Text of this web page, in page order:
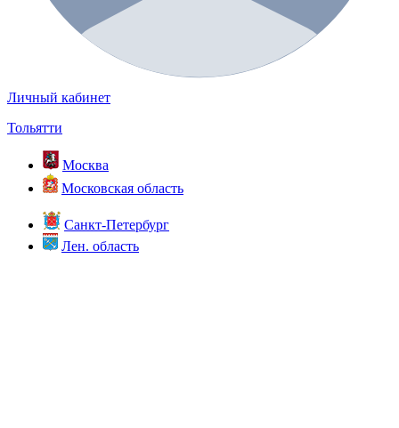
Личный кабинет
Тольятти
Москва
Московская область
Санкт-Петербург
Лен. область